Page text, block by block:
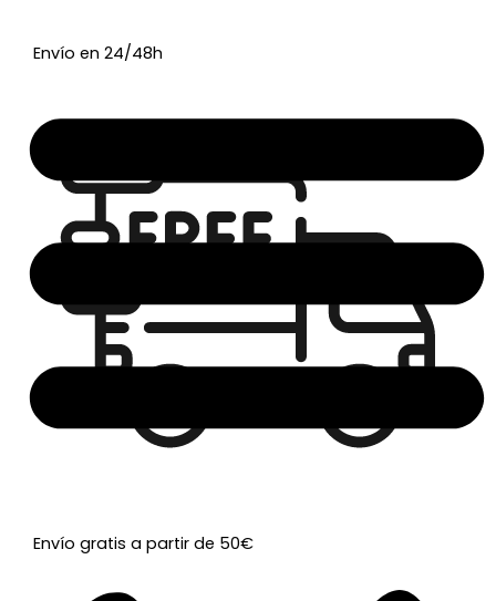
Envío en 24/48h
Envío gratis a partir de 50€